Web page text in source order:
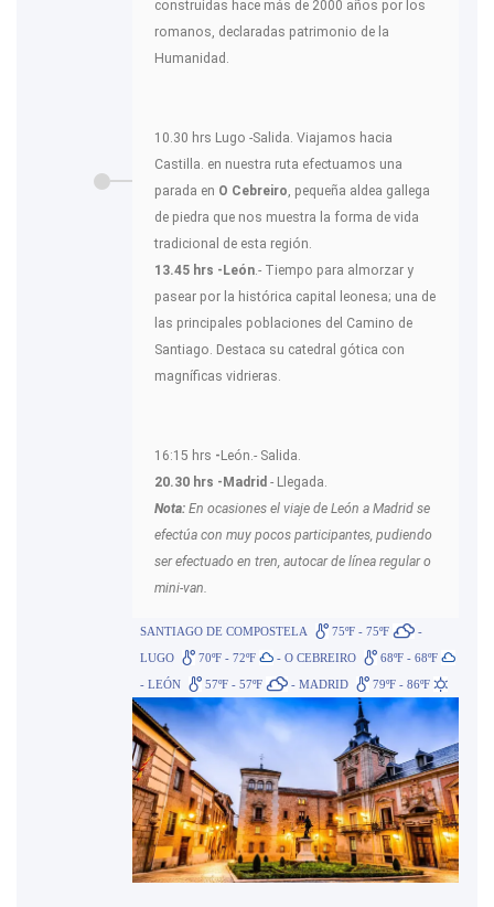
construidas hace más de 2000 años por los
romanos, declaradas patrimonio de la
Humanidad.
10.30 hrs Lugo -Salida. Viajamos hacia
Castilla. en nuestra ruta efectuamos una
parada en O Cebreiro, pequeña aldea gallega
de piedra que nos muestra la forma de vida
tradicional de esta región.
13.45 hrs -León.- Tiempo para almorzar y
pasear por la histórica capital leonesa; una de
las principales poblaciones del Camino de
Santiago. Destaca su catedral gótica con
magníficas vidrieras.
16:15 hrs - León.- Salida.
20.30 hrs -Madrid - Llegada.
Nota: En ocasiones el viaje de León a Madrid se
efectúa con muy pocos participantes, pudiendo
ser efectuado en tren, autocar de línea regular o
mini-van.
SANTIAGO DE COMPOSTELA 75ºF - 75ºF
-
LUGO
70ºF - 72ºF - O CEBREIRO
68ºF - 68ºF
- LEÓN
57ºF - 57ºF - MADRID 79ºF - 86ºF